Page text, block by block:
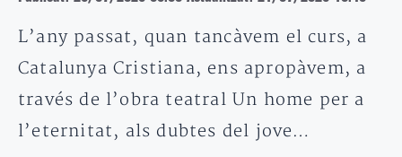
L’any passat, quan tancàvem el curs, a
Catalunya Cristiana, ens apropàvem, a
través de l’obra teatral Un home per a
l’eternitat, als dubtes del jove…